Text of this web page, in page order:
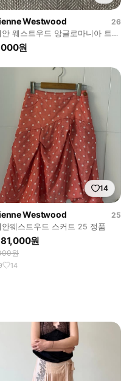
Westwood
26
안 웨스트우드 앙글로마니아 트위
커트 v5417
원
14
Westwood
25
안웨스트우드 스커트 25 정품
81,000원
원
14